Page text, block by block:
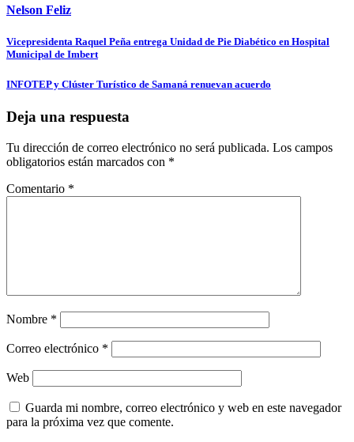
Nelson Feliz
Navegación
de
entradas
Vicepresidenta Raquel Peña entrega Unidad de Pie Diabético en Hospital
Municipal de Imbert
INFOTEP y Clúster Turístico de Samaná renuevan acuerdo
Deja una respuesta
Tu dirección de correo electrónico no será publicada. Los campos
obligatorios están marcados con *
Comentario *
Nombre *
Correo electrónico *
Web
Guarda mi nombre, correo electrónico y web en este navegador
para la próxima vez que comente.